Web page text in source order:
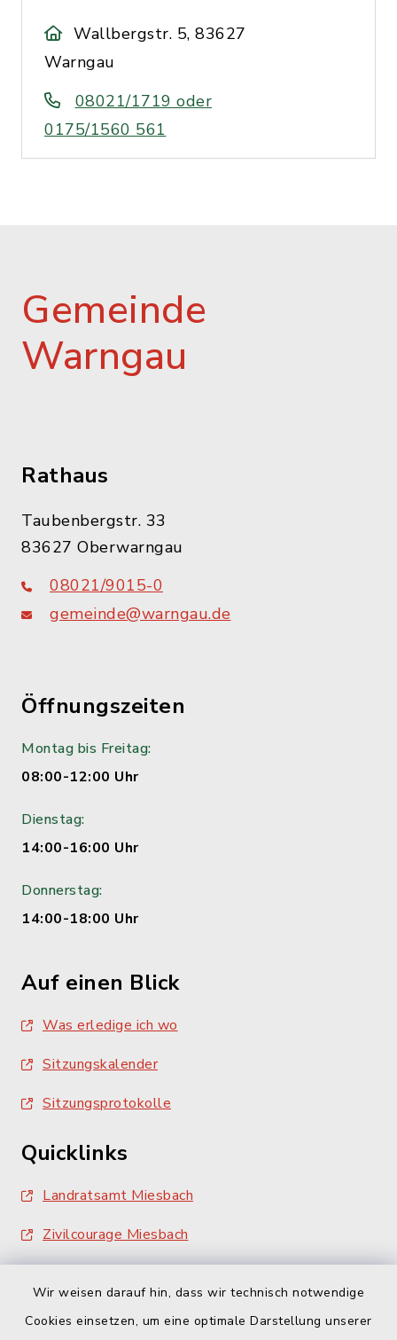
Wir weisen darauf hin, dass wir technisch notwendige
Cookies einsetzen, um eine optimale Darstellung unserer
Wallbergstr. 5, 83627
Warngau
08021/1719 oder
0175/1560 561
Gemeinde
Warngau
Rathaus
Taubenbergstr. 33
83627 Oberwarngau
08021/9015-0
gemeinde@warngau.de
Öffnungszeiten
Montag bis Freitag:
08:00-12:00 Uhr
Dienstag:
14:00-16:00 Uhr
Donnerstag:
14:00-18:00 Uhr
Auf einen Blick
Was erledige ich wo
Sitzungskalender
Sitzungsprotokolle
Quicklinks
Landratsamt Miesbach
Zivilcourage Miesbach